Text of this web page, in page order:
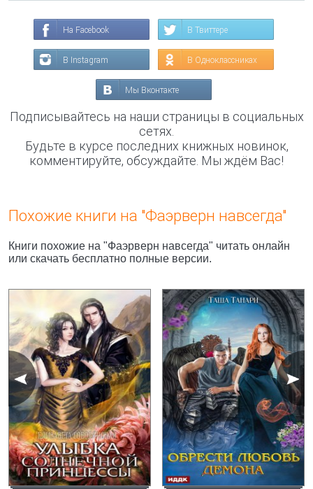
На Facebook В Твиттере
В Instagram В Одноклассниках
Мы Вконтакте
Подписывайтесь на наши страницы в социальных
сетях.
Будьте в курсе последних книжных новинок,
комментируйте, обсуждайте. Мы ждём Вас!
Похожие книги на "Фаэрверн навсегда"
Книги похожие на "Фаэрверн навсегда" читать онлайн
или скачать бесплатно полные версии.